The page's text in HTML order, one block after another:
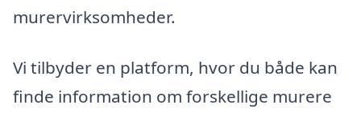
murervirksomheder.
Vi tilbyder en platform, hvor du både kan
finde information om forskellige murere